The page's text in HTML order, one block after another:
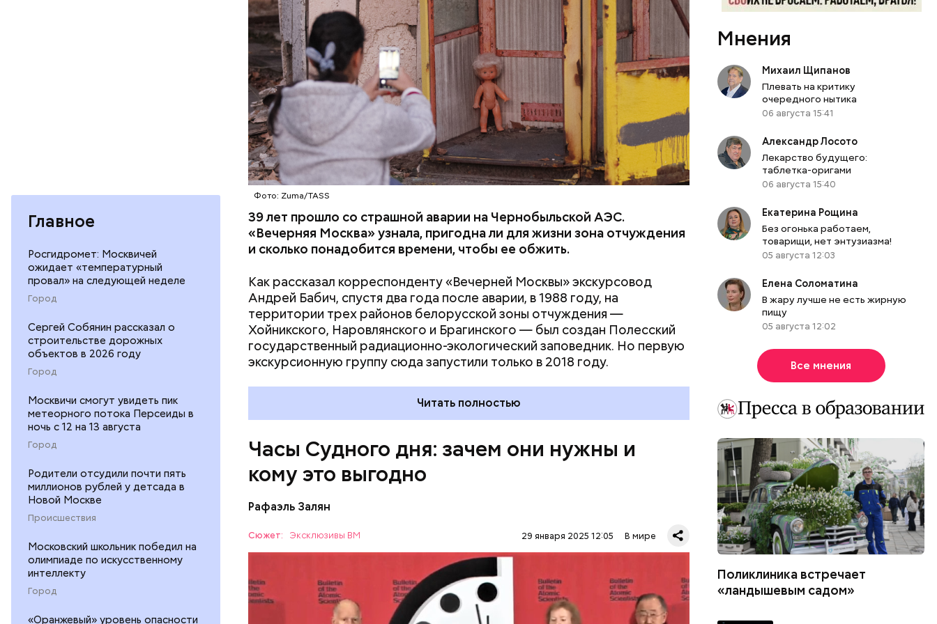
Главное
Росгидромет: Москвичей
ожидает «температурный
провал» на следующей неделе
Город
Сергей Собянин рассказал о
строительстве дорожных
объектов в 2026 году
Город
Москвичи смогут увидеть пик
метеорного потока Персеиды в
ночь с 12 на 13 августа
Город
Родители отсудили почти пять
миллионов рублей у детсада в
Новой Москве
Происшествия
Московский школьник победил на
олимпиаде по искусственному
интеллекту
Город
«Оранжевый» уровень опасности
Фото: Zuma/TASS
39 лет прошло со страшной аварии на Чернобыльской АЭС.
«Вечерняя Москва» узнала, пригодна ли для жизни зона отчуждения
и сколько понадобится времени, чтобы ее обжить.
Как рассказал корреспонденту «Вечерней Москвы» экскурсовод
Андрей Бабич, спустя два года после аварии, в 1988 году, на
территории трех районов белорусской зоны отчуждения —
Хойникского, Наровлянского и Брагинского — был создан Полесский
государственный радиационно-экологический заповедник. Но первую
экскурсионную группу сюда запустили только в 2018 году.
Читать полностью
Часы Судного дня: зачем они нужны и
кому это выгодно
Рафаэль Залян
Сюжет: Эксклюзивы ВМ 29 января 2025 12:05 В мире
Часы Судного дня — символ глобальной катастрофы для человечества
— был предложен в 1947 году группой ученых-атомщиков,
Их последствия не столь разрушительны, как ядерные взрывы, но лишь
в краткосрочной перспективе. Десятилетия антропогенных
преобразований атмосферы могут быть не менее катастрофичны, чем
ядерные удары. Тогда, в 2007 году, один из спонсоров «Бюллетеня
ученых-атомщиков» Стивен Хокинг призвал общественность не сидеть
на этой пороховой бочке сложа руки:
— Поскольку мы стоим на пороге второго ядерного века и периода
беспрецедентного изменения климата, ученые вновь несут особую
ответственность за информирование общественности и
консультирование лидеров об опасностях, с которыми сталкивается
человечество. Как ученые мы понимаем опасность ядерного оружия,
его разрушительные последствия и узнаем, как человеческая
деятельность и технологии влияют на климатические системы таким
образом, что могут навсегда изменить жизнь на Земле.
Мнения
Михаил Щипанов
Плевать на критику
очередного нытика
06 августа 15:41
Александр Лосото
Лекарство будущего:
таблетка-оригами
06 августа 15:40
Екатерина Рощина
Без огонька работаем,
товарищи, нет энтузиазма!
05 августа 12:03
Елена Соломатина
В жару лучше не есть жирную
пищу
05 августа 12:02
Все мнения
Поликлиника встречает
«ландышевым садом»